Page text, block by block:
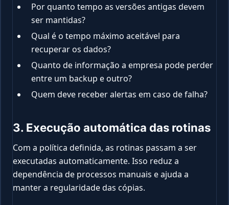
Por quanto tempo as versões antigas devem
ser mantidas?
Qual é o tempo máximo aceitável para
recuperar os dados?
Quanto de informação a empresa pode perder
entre um backup e outro?
Quem deve receber alertas em caso de falha?
3. Execução automática das rotinas
Com a política definida, as rotinas passam a ser
executadas automaticamente. Isso reduz a
dependência de processos manuais e ajuda a
manter a regularidade das cópias.